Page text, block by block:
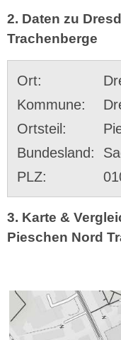
2. Daten zu
Trachenberge
Ort:
Kommune:
Ortsteil:
Bundesland:
PLZ:
3. Karte &
Pieschen Nord